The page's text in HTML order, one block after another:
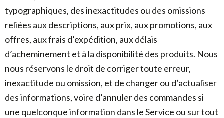
typographiques, des inexactitudes ou des omissions
reliées aux descriptions, aux prix, aux promotions, aux
offres, aux frais d’expédition, aux délais
d’acheminement et à la disponibilité des produits. Nous
nous réservons le droit de corriger toute erreur,
inexactitude ou omission, et de changer ou d’actualiser
des informations, voire d’annuler des commandes si
une quelconque information dans le Service ou sur tout